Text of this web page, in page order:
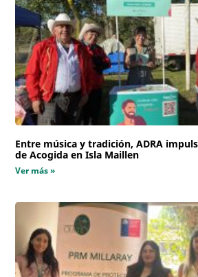
Entre música y tradición, ADRA
de Acogida en Isla Maillen
Ver más »